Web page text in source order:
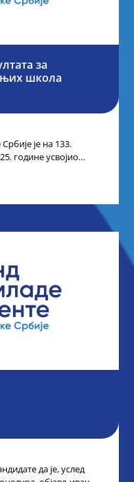
за
школа
је на 133.
године усвојио
да је, услед